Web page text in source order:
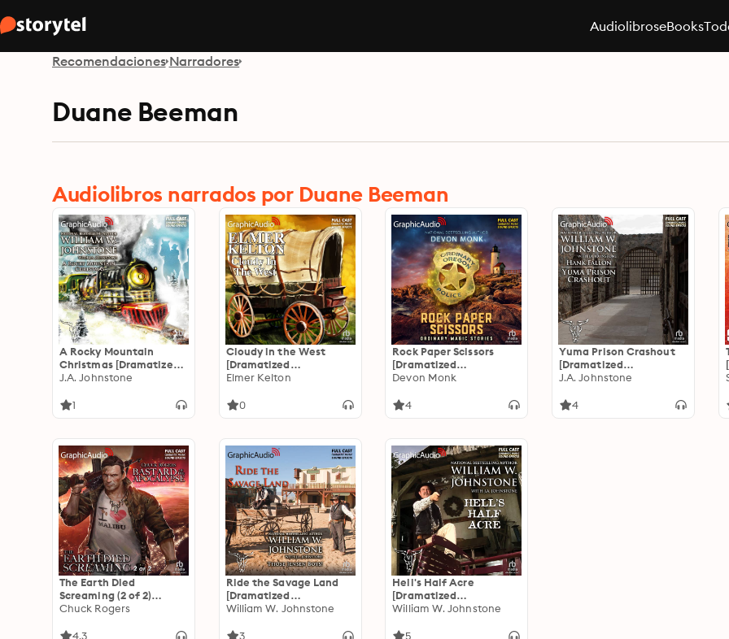
AudiolibroseBooks
Recomendaciones Narradores
Duane Beeman
Audiolibros narrados por Duane Beeman
A Rocky Mountain
Christmas [Dramatized
Adaptation]: Christmas
J.A. Johnstone
1
Cloudy in the West
[Dramatized
Adaptation]
Elmer Kelton
0
Rock Paper Scissors
[Dramatized
Adaptation]: Ordinary
Devon Monk
4
Yuma Prison Crashout
[Dramatized
Adaptation]: Hank
J.A. Johnstone
4
The Earth Died
Screaming (2 of 2)
[Dramatized
The Apocalypse 1
Chuck Rogers
4.3
Ride the Savage Land
[Dramatized
Adaptation]: Those
William W. Johnstone
3
Hell's Half Acre
[Dramatized
Adaptation]: Hell's Half
William W. Johnstone
5